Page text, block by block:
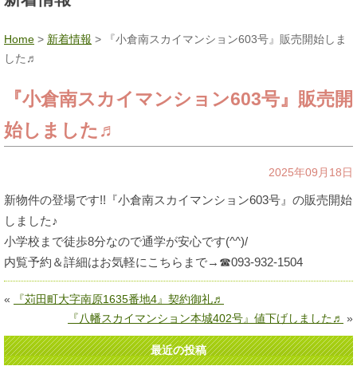
Home > 新着情報 >
『小倉南スカイマンション603号』販売開始しま
した♬
『小倉南スカイマンション603号』販売開
始しました♬
2025年09月18日
新物件の登場です!!『小倉南スカイマンション603号』の販売開始
しました♪
小学校まで徒歩8分なので通学が安心です(^^)/
内覧予約＆詳細はお気軽にこちらまで→☎093-932-1504
«
『苅田町大字南原1635番地4』契約御礼♬
『八幡スカイマンション本城402号』値下げしました♬ »
最近の投稿